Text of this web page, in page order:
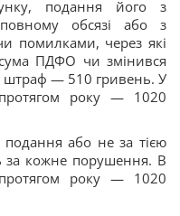
подання його з
обсязі або з
помилками, через які
ПДФО чи змінився
штраф — 510 гривень. У
року — 1020
або не за тією
кожне порушення. В
року — 1020